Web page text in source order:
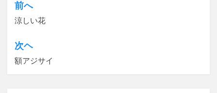
投
稿
ナ
ビ
前へ
涼しい花
次ヘ
額アジサイ